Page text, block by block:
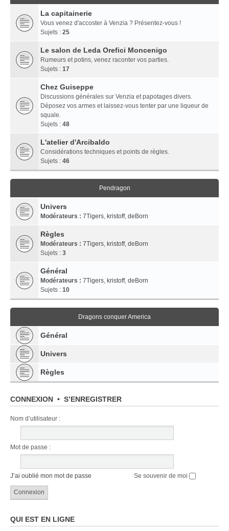
La capitainerie
Vous venez d'accoster à Venzia ? Présentez-vous !
Sujets : 25
Le salon de Leda Orefici Moncenigo
Rumeurs et potins, venez raconter vos parties.
Sujets : 17
Chez Guiseppe
Discussions générales sur Venzia et papotages divers.
Déposez vos armes et laissez-vous tenter par une liqueur de
squale.
Sujets : 48
L'atelier d'Arcibaldo
Considérations techniques et points de règles.
Sujets : 46
Pendragon
Univers
Modérateurs : 7Tigers, kristoff, deBorn
Règles
Modérateurs : 7Tigers, kristoff, deBorn
Sujets : 3
Général
Modérateurs : 7Tigers, kristoff, deBorn
Sujets : 10
Dragons conquer America
Général
Univers
Règles
CONNEXION • S’ENREGISTRER
Nom d’utilisateur :
Mot de passe :
J’ai oublié mon mot de passe Se souvenir de moi
QUI EST EN LIGNE